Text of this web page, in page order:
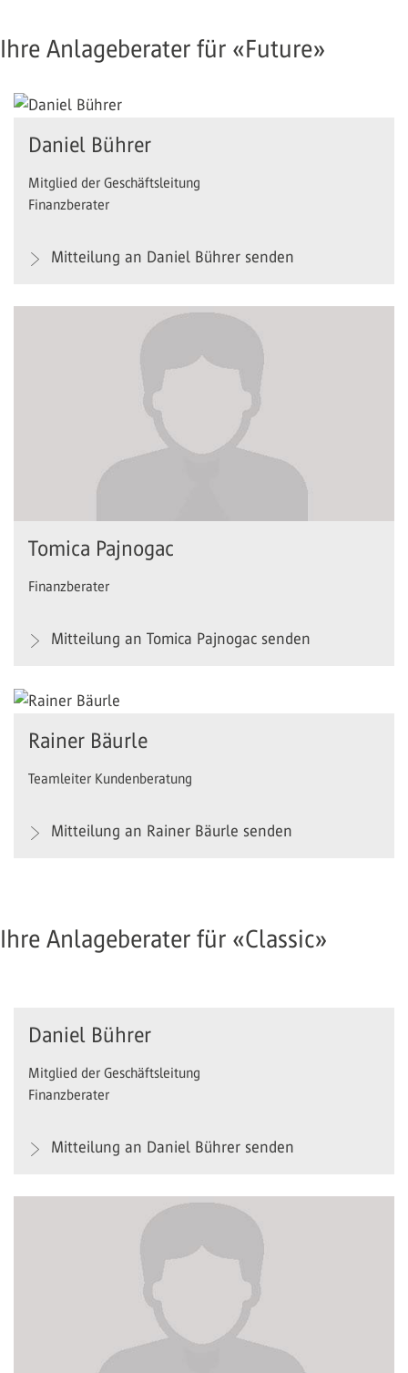
Ihre Anlageberater für «Future»
Daniel Bührer
Mitglied der Geschäftsleitung
Finanzberater
Mitteilung an Daniel Bührer senden
Tomica Pajnogac
Finanzberater
Mitteilung an Tomica Pajnogac senden
Rainer Bäurle
Teamleiter Kundenberatung
Mitteilung an Rainer Bäurle senden
Ihre Anlageberater für «Classic»
Daniel Bührer
Mitglied der Geschäftsleitung
Finanzberater
Mitteilung an Daniel Bührer senden